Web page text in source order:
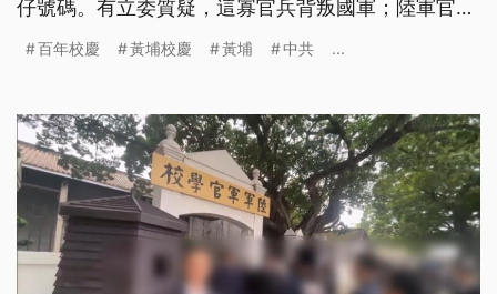
仔號碼。有立委質疑，這寡官兵背叛國軍；陸軍官校
前言為臺語文。）
百年校慶 黃埔校慶 黃埔 中共 ...